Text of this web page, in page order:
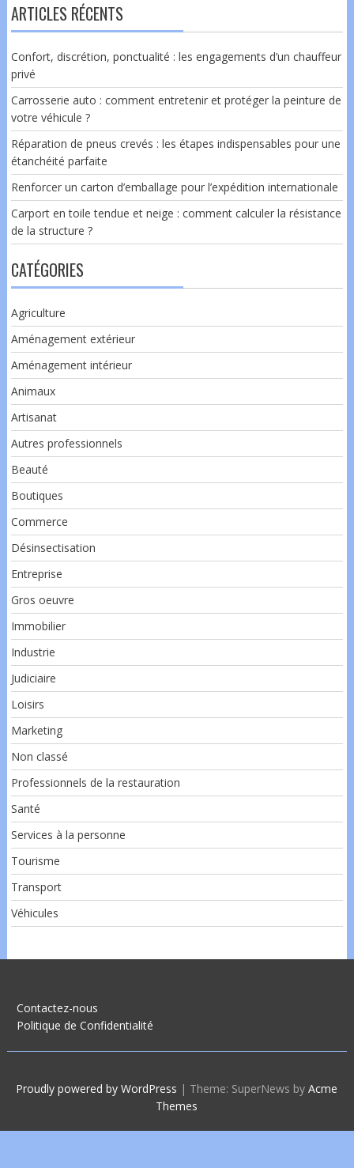
ARTICLES RÉCENTS
Confort, discrétion, ponctualité : les engagements d’un chauffeur
privé
Carrosserie auto : comment entretenir et protéger la peinture de
votre véhicule ?
Réparation de pneus crevés : les étapes indispensables pour une
étanchéité parfaite
Renforcer un carton d’emballage pour l’expédition internationale
Carport en toile tendue et neige : comment calculer la résistance
de la structure ?
CATÉGORIES
Agriculture
Aménagement extérieur
Aménagement intérieur
Animaux
Artisanat
Autres professionnels
Beauté
Boutiques
Commerce
Désinsectisation
Entreprise
Gros oeuvre
Immobilier
Industrie
Judiciaire
Loisirs
Marketing
Non classé
Professionnels de la restauration
Santé
Services à la personne
Tourisme
Transport
Véhicules
Contactez-nous
Politique de Confidentialité
Proudly powered by WordPress | Theme: SuperNews byAcme
Themes